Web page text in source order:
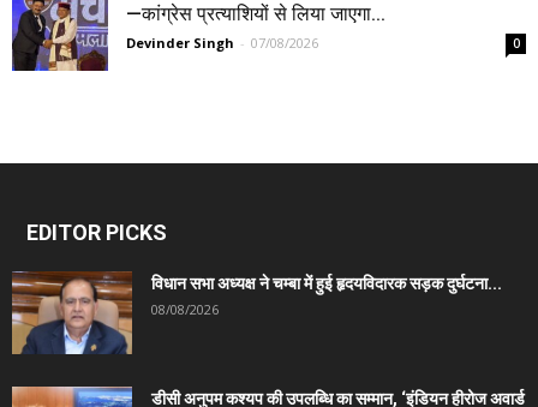
—कांग्रेस प्रत्याशियों से लिया जाएगा...
Devinder Singh - 07/08/2026 0
EDITOR PICKS
विधान सभा अध्यक्ष ने चम्बा में हुई हृदयविदारक सड़क दुर्घटना...
08/08/2026
डीसी अनुपम कश्यप की उपलब्धि का सम्मान, ‘इंडियन हीरोज अवार्ड